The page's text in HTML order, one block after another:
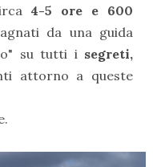
4-5 ore e 600
da una guida
su tutti i segreti,
attorno a queste